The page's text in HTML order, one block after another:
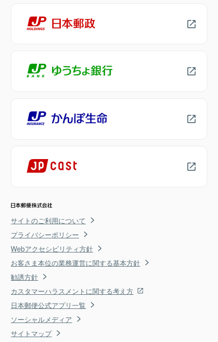
サイトのご利用について
プライバシーポリシー
Webアクセシビリティ方針
お客さま本位の業務運営に関する基本方針
勧誘方針
カスタマーハラスメントに関する考え方
日本郵便公式アプリ一覧
ソーシャルメディア
サイトマップ